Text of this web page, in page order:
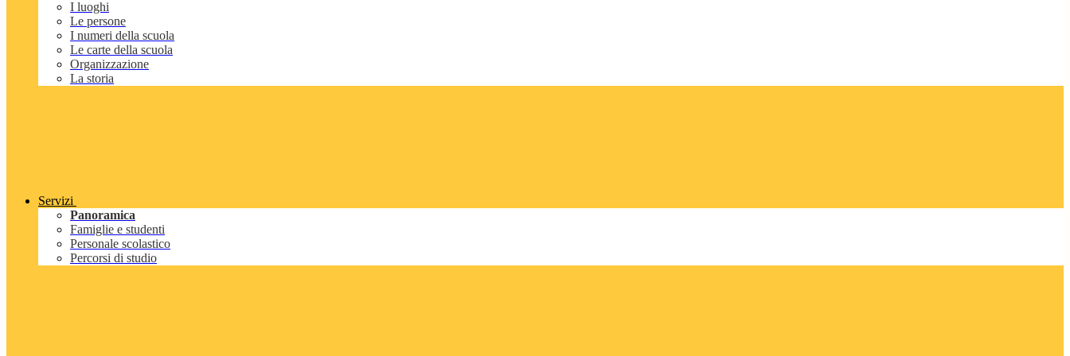
I luoghi
Le persone
I numeri della scuola
Le carte della scuola
Organizzazione
La storia
Servizi
Panoramica
Famiglie e studenti
Personale scolastico
Percorsi di studio